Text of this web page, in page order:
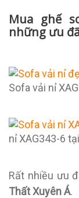
Mua ghế
những ưu
Sofa vải nỉ
nỉ XAG343-6
Rất nhiều ưu
Thất Xuyên Á.